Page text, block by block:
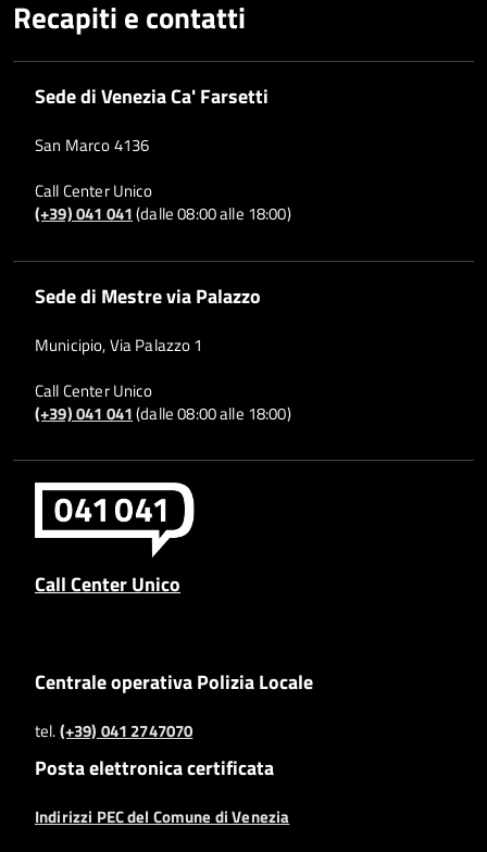
Recapiti e contatti
Sede di Venezia Ca' Farsetti
San Marco 4136
Call Center Unico
(+39) 041 041(dalle 08:00 alle 18:00)
Sede di Mestre via Palazzo
Municipio, Via Palazzo 1
Call Center Unico
(+39) 041 041(dalle 08:00 alle 18:00)
Call Center Unico
Centrale operativa Polizia Locale
tel.(+39) 041 2747070
Posta elettronica certificata
Indirizzi PEC del Comune di Venezia